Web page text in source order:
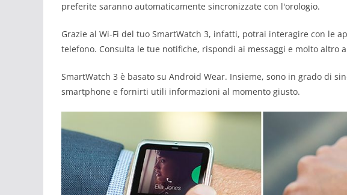
preferite saranno automaticamente sincronizzate con l'orologio.
Grazie al Wi-Fi del tuo SmartWatch 3, infatti, potrai interagire con le
telefono. Consulta le tue notifiche, rispondi ai messaggi e molto altro
SmartWatch 3 è basato su Android Wear. Insieme, sono in grado di
smartphone e fornirti utili informazioni al momento giusto.